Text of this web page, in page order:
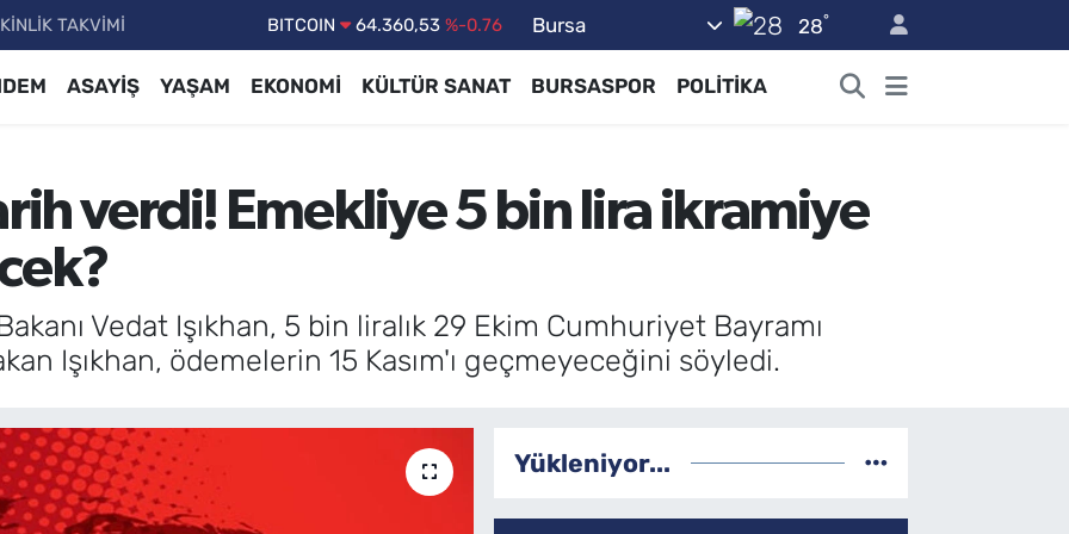
TAKVİMİ DOLAR 47,7069 %0.17
BİST100
13.887 %64
64.360,53
Bursa 28°
ASAYİŞ YAŞAM EKONOMİ KÜLTÜR SANAT BURSASPOR POLİTİKA
verdi! Emekliye 5 bin lira ikramiye
Vedat Işıkhan, 5 bin liralık 29 Ekim Cumhuriyet Bayramı
Işıkhan, ödemelerin 15 Kasım'ı geçmeyeceğini söyledi.
Yükleniyor...